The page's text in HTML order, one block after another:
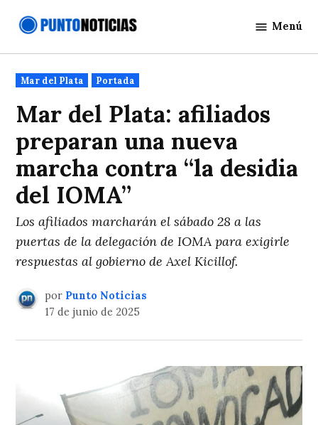
Noticias
Menú
Publicado
en
Mar del Plata Portada
Mar del Plata: afiliados
preparan una nueva
marcha contra “la desidia
del IOMA”
Los afiliados marcharán el sábado 28 a las
puertas de la delegación de IOMA para exigirle
respuestas al gobierno de Axel Kicillof.
por Punto Noticias
17 de junio de 2025